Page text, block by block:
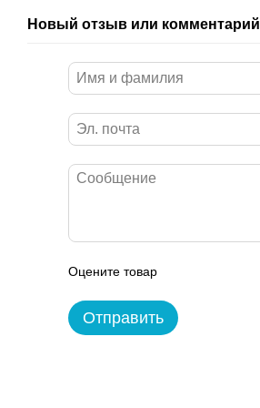
Новый отзыв или комментарий
Оцените товар
Отправить